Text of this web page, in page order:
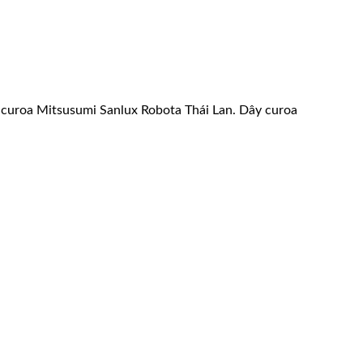
Mitsusumi Sanlux Robota Thái Lan. Dây curoa